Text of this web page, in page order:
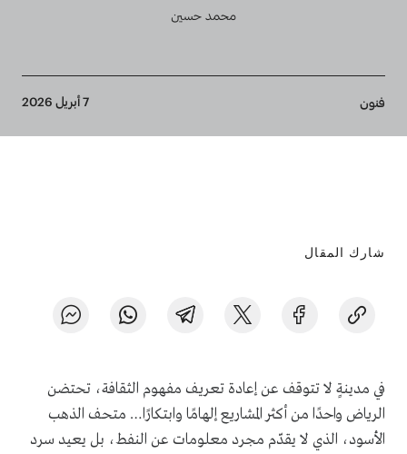
محمد حسين
Breadcrumb
فنون 7 أبريل 2026
شارك المقال
في مدينةٍ لا تتوقف عن إعادة تعريف مفهوم الثقافة، تحتضن
الرياض واحدًا من أكثر المشاريع إلهامًا وابتكارًا… متحف الذهب
الأسود، الذي لا يقدّم مجرد معلومات عن النفط، بل يعيد سرد